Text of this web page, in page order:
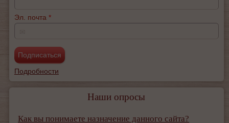
Эл. почта *
Подробности
Наши опросы
Как вы понимаете назначение данного сайта?